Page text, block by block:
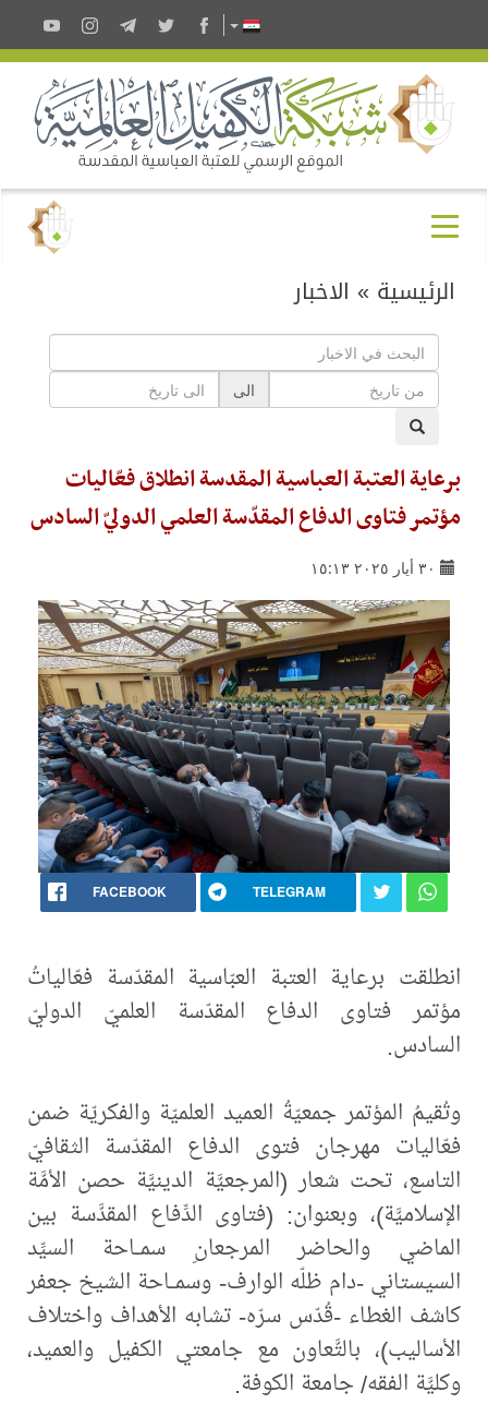
الرئيسية » الاخبار
الى
برعاية العتبة العباسية المقدسة انطلاق فعّاليات
مؤتمر فتاوى الدفاع المقدّسة العلمي الدوليّ السادس
٣٠ أيار ٢٠٢٥ ١٥:١٣
FACEBOOK TELEGRAM
انطلقت برعاية العتبة العبّاسية المقدّسة فعّالياتُ
مؤتمر فتاوى الدفاع المقدّسة العلميّ الدوليّ
السادس.
وتُقيمُ المؤتمر جمعيّةُ العميد العلميّة والفكريّة ضمن
فعّاليات مهرجان فتوى الدفاع المقدّسة الثقافيّ
التاسع، تحت شعار (المرجعيَّة الدينيَّة حصن الأمَّة
الإسلاميَّة)، وبعنوان: (فتاوى الدِّفاع المقدَّسة بين
الماضي والحاضر المرجعانِ سمـاحة السيِّد
السيستاني -دام ظلّه الوارف- وسمـاحة الشيخ جعفر
كاشف الغطاء -قُدّس سرّه- تشابه الأهداف واختلاف
الأساليب)، بالتَّعاون مع جامعتي الكفيل والعميد،
وكليَّة الفقه/ جامعة الكوفة.